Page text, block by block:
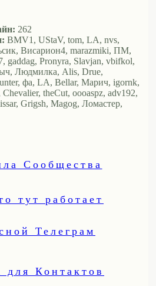
262
BMV1, UStaV, tom, LA, nvs,
Висариoн4, marazmiki, ПМ,
gaddag, Pronyra, Slavjan, vbifkol,
Людмилка, Alis, Drue,
фа, LA, Bellar, Марич, igornk,
theCut, oooaspz, adv192,
Grigsh, Magog, Ломастер,
Сообщества
тут работает
Телеграм
Контактов